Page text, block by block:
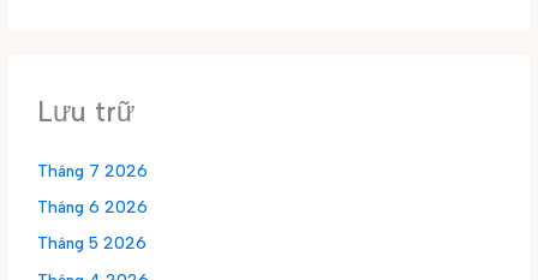
Lưu trữ
Tháng 7 2026
Tháng 6 2026
Tháng 5 2026